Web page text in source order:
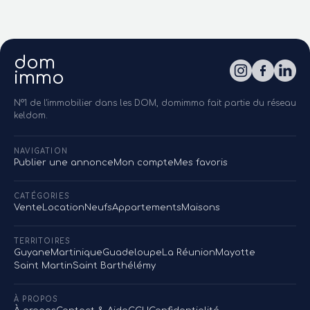
dom
immo
N°1 de l'immobilier dans les DOM, domimmo fait partie du réseau
keldom.
NAVIGATION
Publier une annonceMon compteMes favoris
CATÉGORIES
Vente LocationNeufsAppartementsMaisons
TERRITOIRES
GuyaneMartiniqueGuadeloupe La RéunionMayotte
Saint MartinSaint Barthélémy
À PROPOS